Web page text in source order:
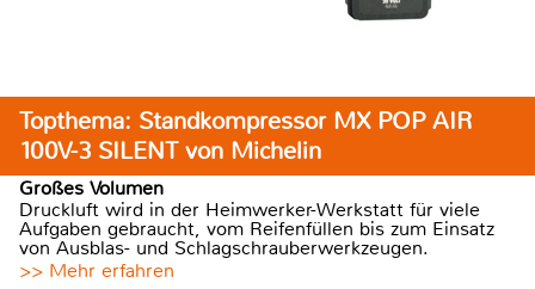
Topthema: Standkompressor MX POP AIR
100V-3 SILENT von Michelin
Großes Volumen
Druckluft wird in der Heimwerker-Werkstatt für viele
Aufgaben gebraucht, vom Reifenfüllen bis zum Einsatz
von Ausblas- und Schlagschrauberwerkzeugen.
>> Mehr erfahren